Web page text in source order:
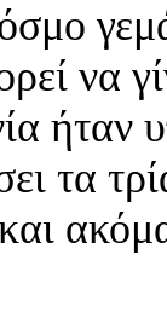
να
τα